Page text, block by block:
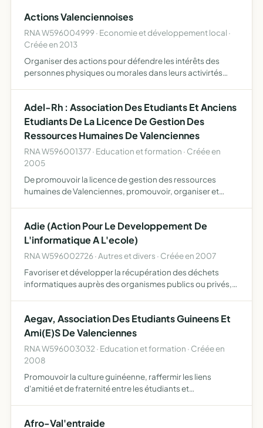
valenci…
Actions Valenciennoises
RNA W596004999 · Economie et développement local ·
Créée en 2013
Organiser des actions pour défendre les intérêts des
personnes physiques ou morales dans leurs activirtés
la ville…
Adel-Rh : Association Des Etudiants Et Anciens
Etudiants De La Licence De Gestion Des
Ressources Humaines De Valenciennes
RNA W596001377 · Education et formation · Créée en
2005
De promouvoir la licence de gestion des ressources
humaines de Valenciennes, promouvoir, organiser et
et a…
Adie (Action Pour Le Developpement De
L'informatique A L'ecole)
RNA W596002726 · Autres et divers · Créée en 2007
Favoriser et développer la récupération des déchets
informatiques auprès des organismes publics ou privés,
Aegav, Association Des Etudiants Guineens Et
Ami(E)S De Valenciennes
RNA W596003032 · Education et formation · Créée en
2008
Promouvoir la culture guinéenne, raffermir les liens
d'amitié et de fraternité entre les étudiants et
Valenciennes…
Afro-Val'entraide